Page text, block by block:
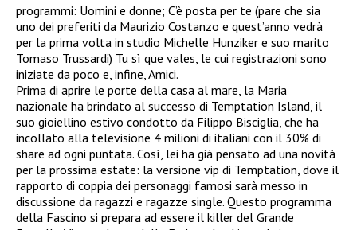
programmi: Uomini e donne; C’è posta per te (pare che sia
uno dei preferiti da Maurizio Costanzo e quest’anno vedrà
per la prima volta in studio Michelle Hunziker e suo marito
Tomaso Trussardi) Tu sì que vales, le cui registrazioni sono
iniziate da poco e, infine, Amici.
Prima di aprire le porte della casa al mare, la Maria
nazionale ha brindato al successo di Temptation Island, il
suo gioiellino estivo condotto da Filippo Bisciglia, che ha
incollato alla televisione 4 milioni di italiani con il 30% di
share ad ogni puntata. Così, lei ha già pensato ad una novità
per la prossima estate: la versione vip di Temptation, dove il
rapporto di coppia dei personaggi famosi sarà messo in
discussione da ragazzi e ragazze single. Questo programma
della Fascino si prepara ad essere il killer del Grande